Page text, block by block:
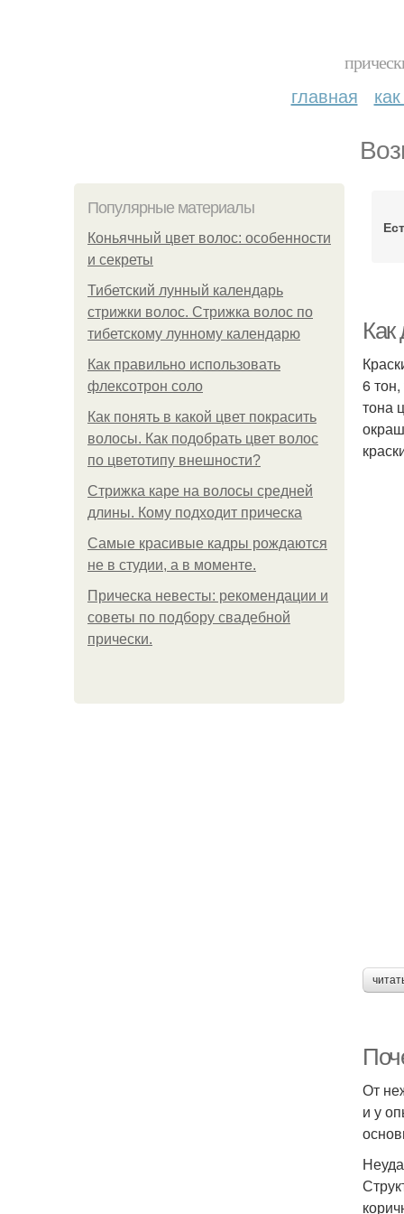
главная
Популярные материалы
Коньячный цвет волос: особенности
и секреты
Тибетский лунный календарь
стрижки волос. Стрижка волос по
тибетскому лунному календарю
Как правильно использовать
флексотрон соло
Как понять в какой цвет покрасить
волосы. Как подобрать цвет волос
по цветотипу внешности?
Стрижка каре на волосы средней
длины. Кому подходит прическа
Самые красивые кадры рождаются
не в студии, а в моменте.
Прическа невесты: рекомендации и
советы по подбору свадебной
прически.
Как
6
тона
От
и у